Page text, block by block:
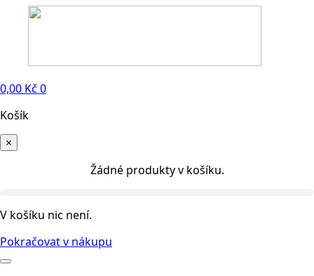
0,00 Kč 0
Košík
×
Žádné produkty v košíku.
V košíku nic není.
Pokračovat v nákupu